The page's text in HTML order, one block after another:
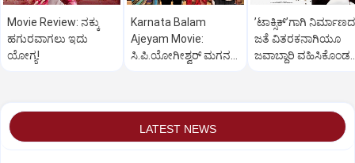
Movie Review: ನಕ್ಕು
ಹಗುರವಾಗಲು ಇದು
ಯೋಗ್ಯ!
Karnata Balam
Ajeyam Movie:
ಸಿ.ಪಿ.ಯೋಗೀಶ್ವರ್‌ ಮಗನ
ʼಟಾಕ್ಸಿಕ್‌ʼಗಾಗಿ ನಿರ್ಮಾಣದ
ಜತೆ ವಿತರಕನಾಗಿಯೂ
ಜವಾಬ್ದಾರಿ ವಹಿಸಿಕೊಂಡ
LATEST NEWS